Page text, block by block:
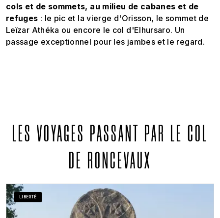
cols et de sommets, au milieu de cabanes et de
refuges : le pic et la vierge d'Orisson, le sommet de
Leïzar Athéka ou encore le col d'Elhursaro. Un
passage exceptionnel pour les jambes et le regard.
LES VOYAGES PASSANT PAR LE COL
DE RONCEVAUX
LIBERTÉ